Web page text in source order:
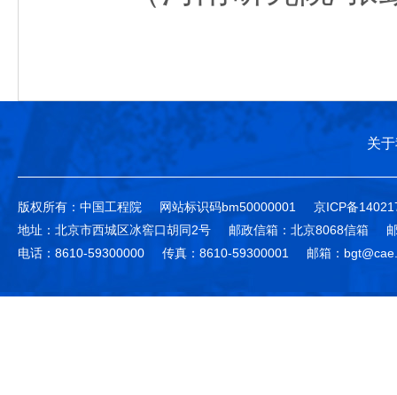
关
版权所有：中国工程院 网站标识码bm50000001
京ICP备
地址：北京市西城区冰窖口胡同2号
邮政信箱：北京8068信箱
电话：8610-59300000
传真：8610-59300001 邮箱：